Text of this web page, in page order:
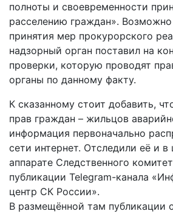
полноты и своевременности
расселению граждан».
принятия мер прокурорского
надзорный орган поставил на
проверки, которую проводят
органы по данному факту.
К сказанному стоит добавить,
прав граждан – жильцов
информация первоначально
сети интернет. Отследили её и в
аппарате Следственного
публикации Telegram-канала
центр СК России».
В размещённой там публикации